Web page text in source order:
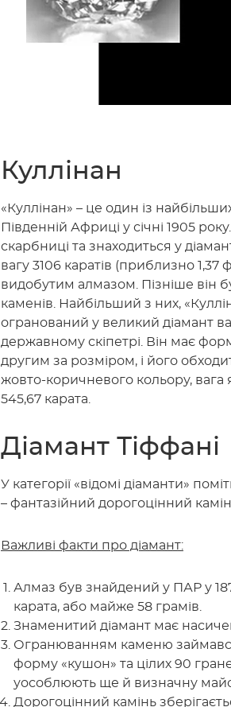
Куллінан
«Куллінан» – це один із
Південній Африці у січні 1905
скарбниці та знаходиться у
вагу 3106 каратів (приблизно
видобутим алмазом. Пізніше він
каменів. Найбільший з них,
огранований у великий діамант
державному скіпетрі. Він має
другим за розміром, і його
жовто-коричневого кольору, вага
545,67 карата.
Діамант Тіффані
У категорії «відомі діаманти»
– фантазійний дорогоцінний
Важливі факти про діамант:
Алмаз був знайдений у ПАР у
карата, або майже 58 грамів.
Знаменитий діамант має
Огранюванням каменю
форму «кушон» та цілих 90
уособлюють ще й визначну
Дорогоцінний камінь